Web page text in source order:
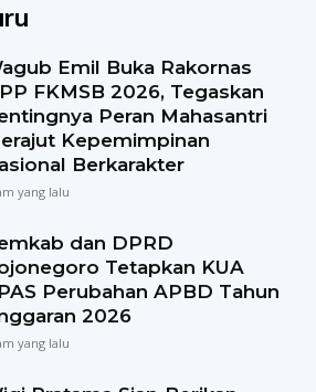
Emil Buka Rakornas
FKMSB 2026, Tegaskan
Peran Mahasantri
Kepemimpinan
Berkarakter
yang lalu
dan DPRD
Tetapkan KUA
Perubahan APBD Tahun
2026
yang lalu